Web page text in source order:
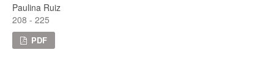
Paulina Ruiz
208 - 225
PDF